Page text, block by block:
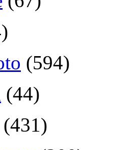
(594)
(44)
(431)